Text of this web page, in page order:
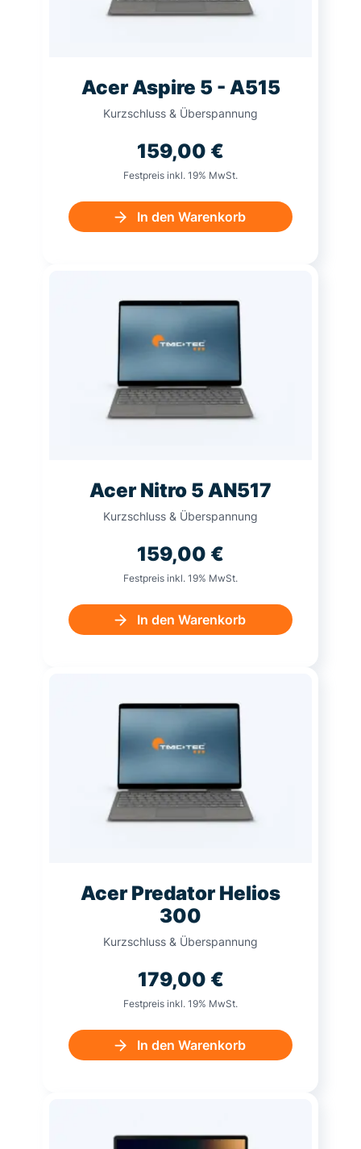
Acer Aspire 5 - A515
Kurzschluss & Überspannung
159,00 €
Festpreis inkl. 19% MwSt.
In den Warenkorb
Acer Nitro 5 AN517
Kurzschluss & Überspannung
159,00 €
Festpreis inkl. 19% MwSt.
In den Warenkorb
Acer Predator Helios
300
Kurzschluss & Überspannung
179,00 €
Festpreis inkl. 19% MwSt.
In den Warenkorb